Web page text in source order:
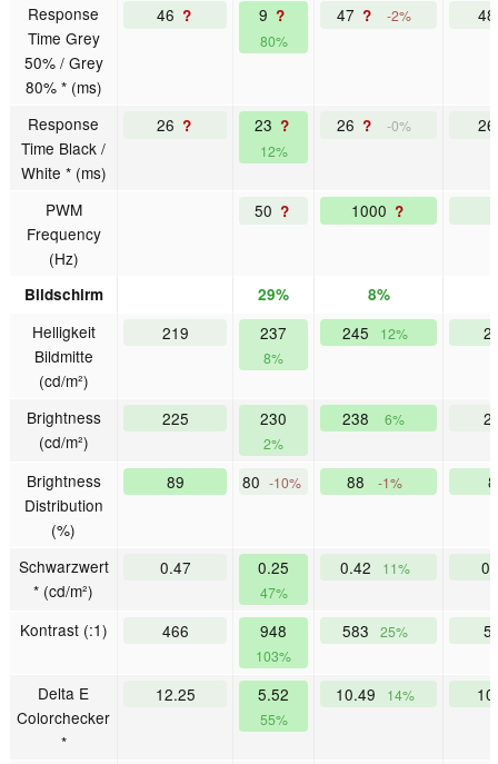
Response
Time Grey
50% / Grey
80% * (ms)
46 ? 9 ?
80%
47 ? -2%
Response
Time Black /
White * (ms)
26 ? 23 ?
12%
26 ? -0%
PWM
Frequency
(Hz)
50 ? 1000 ?
Bildschirm 29% 8%
Helligkeit
Bildmitte
(cd/m²)
219 237
8%
245 12%
Brightness
(cd/m²)
225 230
2%
238 6%
Brightness
Distribution
(%)
89 80 -10% 88 -1%
Schwarzwert
* (cd/m²)
0.47 0.25
47%
0.42 11%
Kontrast (:1) 466 948
103%
583 25%
Delta E
Colorchecker
*
12.25 5.52
55%
10.49 14%